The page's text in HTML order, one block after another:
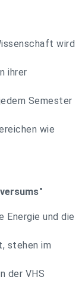
wird
ihrer
Semester
wie
Energie und die
stehen im
der VHS